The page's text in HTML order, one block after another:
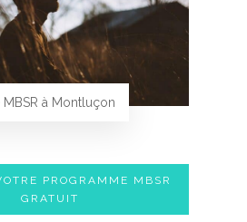
à Montluçon
PROGRAMME MBSR
GRATUIT